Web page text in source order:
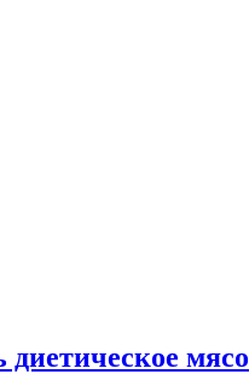
диетическое мясо